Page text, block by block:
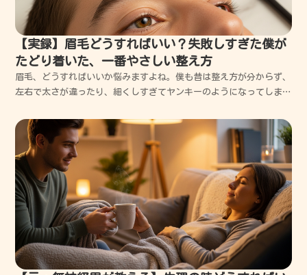
【実録】眉毛どうすればいい？失敗しすぎた僕が
たどり着いた、一番やさしい整え方
眉毛、どうすればいいか悩みますよね。僕も昔は整え方が分からず、
左右で太さが違ったり、細くしすぎてヤンキーのようになってしまっ
はあなたの印象を劇的に良くしてくれる最強の味方になります。僕と
一緒に、一番やさしい整え方を学んでいきましょう。眉毛...